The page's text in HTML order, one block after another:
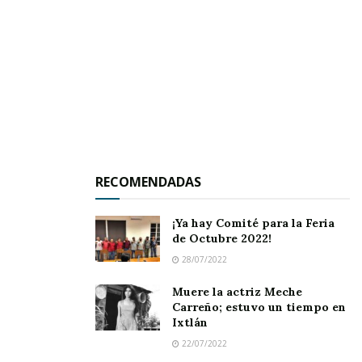
PEPE ALVARADO HABLA SOBRE LA
TRAYECTORIA Y ALGUNAS OBRAS
RECOMENDADAS
¡Ya hay Comité para la Feria
de Octubre 2022!
28/07/2022
Muere la actriz Meche
Carreño; estuvo un tiempo en
Ixtlán
22/07/2022